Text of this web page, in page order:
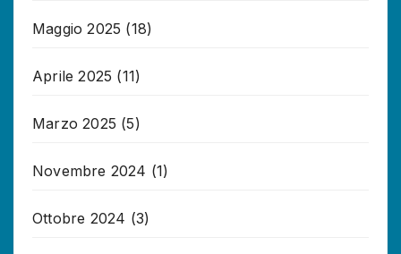
Maggio 2025 (18)
Aprile 2025 (11)
Marzo 2025 (5)
Novembre 2024 (1)
Ottobre 2024 (3)